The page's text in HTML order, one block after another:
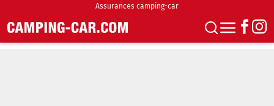
Assurances camping-car